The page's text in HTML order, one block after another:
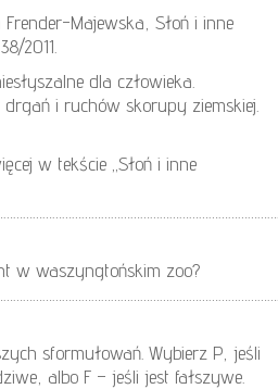
Majewska, Słoń i inne
2011.
dla człowieka.
i ruchów skorupy ziemskiej.
w tekście „Słoń i inne
w waszyngtońskim zoo?
sformułowań. Wybierz P, jeśli
albo F – jeśli jest fałszywe.